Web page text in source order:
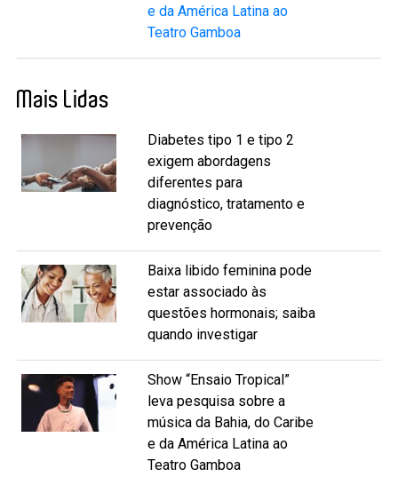
e da América Latina ao
Teatro Gamboa
Mais Lidas
Diabetes tipo 1 e tipo 2
exigem abordagens
diferentes para
diagnóstico, tratamento e
prevenção
Baixa libido feminina pode
estar associado às
questões hormonais; saiba
quando investigar
Show “Ensaio Tropical”
leva pesquisa sobre a
música da Bahia, do Caribe
e da América Latina ao
Teatro Gamboa